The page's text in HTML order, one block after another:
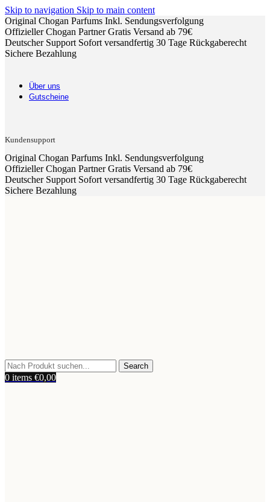
Skip to navigation Skip to main content
Original Chogan Parfums Inkl. Sendungsverfolgung
Offizieller Chogan PartnerGratis Versand ab 79€
Deutscher Support Sofort versandfertig 30 Tage Rückgaberecht
Sichere Bezahlung
Über uns
Gutscheine
Kundensupport
Original Chogan Parfums Inkl. Sendungsverfolgung
Offizieller Chogan PartnerGratis Versand ab 79€
Deutscher Support Sofort versandfertig 30 Tage Rückgaberecht
Sichere Bezahlung
Search
0 items €0,00